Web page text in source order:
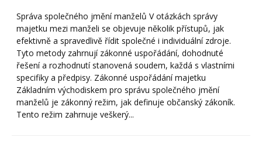
Správa společného jmění manželů V otázkách správy
majetku mezi manželi se objevuje několik přístupů, jak
efektivně a spravedlivě řídit společné i individuální zdroje.
Tyto metody zahrnují zákonné uspořádání, dohodnuté
řešení a rozhodnutí stanovená soudem, každá s vlastními
specifiky a předpisy. Zákonné uspořádání majetku
Základním východiskem pro správu společného jmění
manželů je zákonný režim, jak definuje občanský zákoník.
Tento režim zahrnuje veškerý...